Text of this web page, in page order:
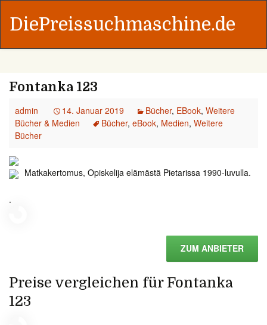
DiePreissuchmaschine.de
Fontanka 123
admin 14. Januar 2019 Bücher, EBook, Weitere
Bücher & Medien
Bücher, eBook, Medien, Weitere
Bücher
Matkakertomus, Opiskelija elämästä Pietarissa 1990-luvulla.
.
ZUM ANBIETER
Preise vergleichen für Fontanka
123